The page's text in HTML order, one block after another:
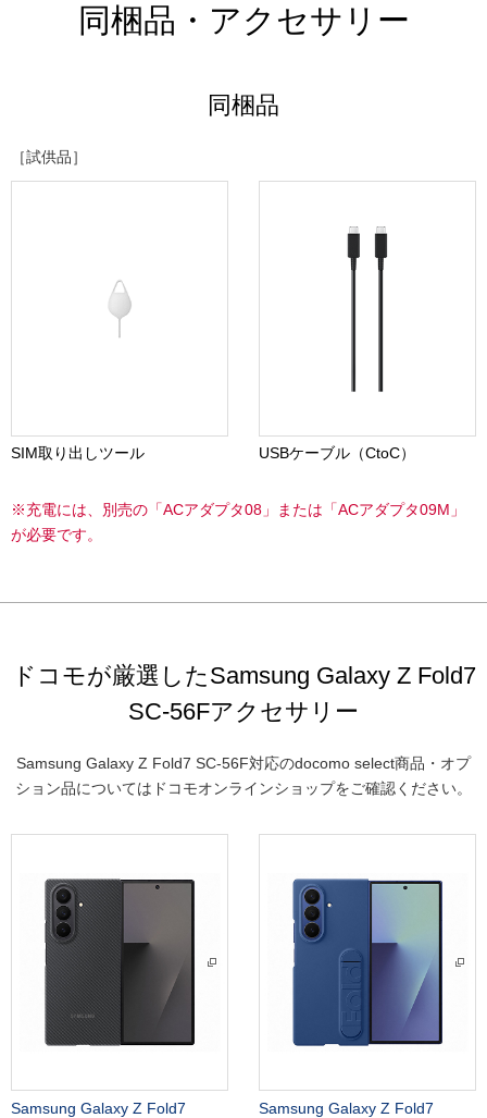
同梱品・アクセサリー
同梱品
［試供品］
SIM取り出しツール USBケーブル（CtoC）
※充電には、別売の「ACアダプタ08」または「ACアダプタ09M」
が必要です。
ドコモが厳選したSamsung Galaxy Z Fold7
SC-56Fアクセサリー
Samsung Galaxy Z Fold7 SC-56F対応のdocomo select商品・オプ
ション品についてはドコモオンラインショップをご確認ください。
Samsung Galaxy Z Fold7
Samsung Galaxy Z Fold7